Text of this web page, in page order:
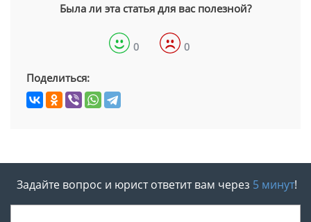
Была ли эта статья для вас полезной?
0 0
Поделиться:
Задайте вопрос и юрист ответит вам через 5 минут!